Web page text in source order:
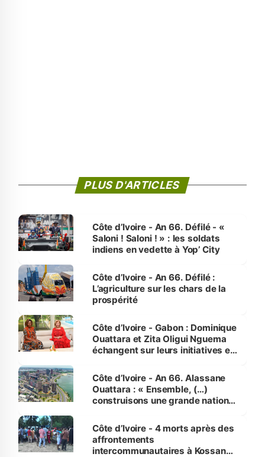
PLUS D'ARTICLES
Côte d’Ivoire - An 66. Défilé - «
Saloni ! Saloni ! » : les soldats
indiens en vedette à Yop’ City
Côte d’Ivoire - An 66. Défilé :
L’agriculture sur les chars de la
prospérité
Côte d’Ivoire - Gabon : Dominique
Ouattara et Zita Oligui Nguema
échangent sur leurs initiatives en
enfants
Côte d’Ivoire - An 66. Alassane
Ouattara : « Ensemble, (…)
construisons une grande nation
générations futures »
Côte d’Ivoire - 4 morts après des
affrontements
intercommunautaires à Kossandji